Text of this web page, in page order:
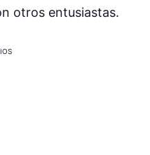
otros entusiastas.